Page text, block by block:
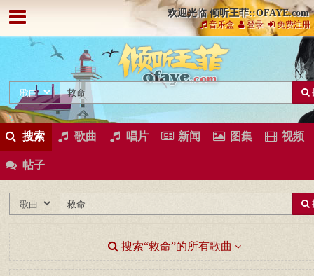
欢迎光临 倾听王菲::OFAYE.com
音乐盒 登录 免费注册
搜索 歌曲 唱片 新闻 图集 视频
帖子
搜索“救命”的所有歌曲